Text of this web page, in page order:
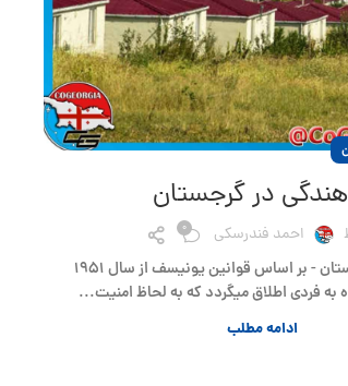
در گرجستان
احمد فندرسکی 0
پناهندگی در گرجستان - بر اساس قوانین یونیسف از سال ۱۹۵۱
به فردی اطلاق میگردد که به لحاظ امنیت...
ادامه مطلب